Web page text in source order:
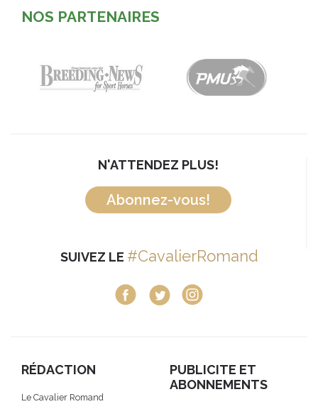
NOS PARTENAIRES
N'ATTENDEZ PLUS!
Abonnez-vous!
SUIVEZ LE #CavalierRomand
RÉDACTION
Le Cavalier Romand
PUBLICITE ET
ABONNEMENTS